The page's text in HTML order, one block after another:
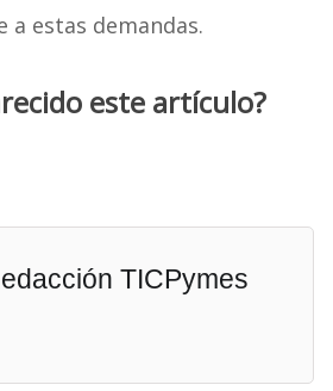
a estas demandas.
este artículo?
TICPymes